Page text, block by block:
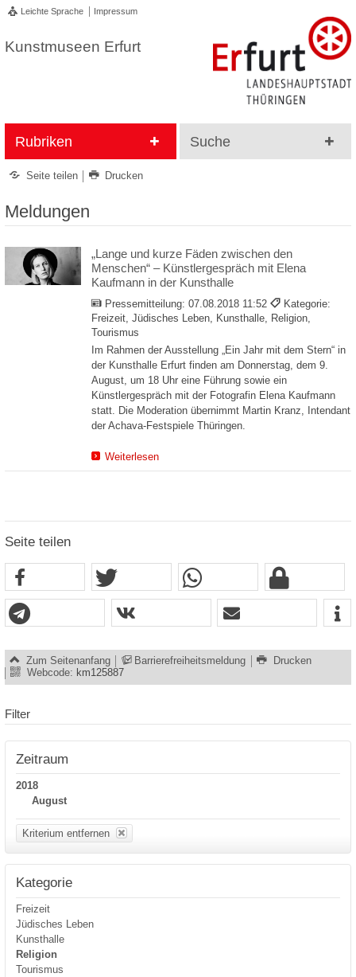
Leichte Sprache Impressum
Kunstmuseen Erfurt
Rubriken Suche
Seite teilen Drucken
Meldungen
„Lange und kurze Fäden zwischen den
Menschen“ – Künstlergespräch mit Elena
Kaufmann in der Kunsthalle
Pressemitteilung: 07.08.2018 11:52
Kategorie:
Freizeit, Jüdisches Leben, Kunsthalle, Religion,
Tourismus
Im Rahmen der Ausstellung „Ein Jahr mit dem Stern“ in
der Kunsthalle Erfurt finden am Donnerstag, dem 9.
August, um 18 Uhr eine Führung sowie ein
Künstlergespräch mit der Fotografin Elena Kaufmann
statt. Die Moderation übernimmt Martin Kranz, Intendant
der Achava-Festspiele Thüringen.
Weiterlesen
Seite teilen
Zum Seitenanfang Barrierefreiheitsmeldung
Drucken
Webcode: km125887
Filter
Zeitraum
2018
August
Kriterium entfernen
Kategorie
Freizeit
Jüdisches Leben
Kunsthalle
Religion
Tourismus